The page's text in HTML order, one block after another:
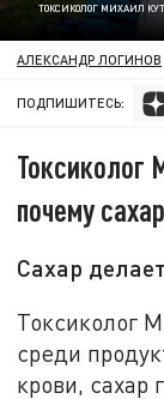
ТОКСИКОЛОГ МИХАИЛ
АЛЕКСАНДР ЛОГИНОВ
ПОДПИШИТЕСЬ:
Токсиколог
почему
Сахар
Токсиколог
среди
крови, сахар